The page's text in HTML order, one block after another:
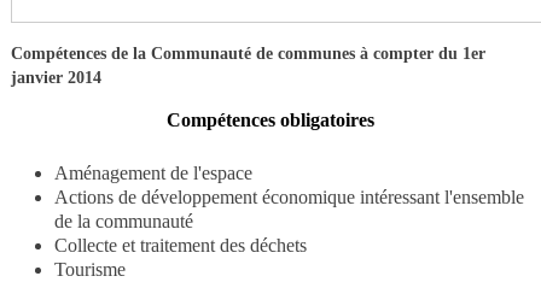
Compétences de la Communauté de communes à compter du 1er
janvier 2014
Compétences obligatoires
Aménagement de l'espace
Actions de développement économique intéressant l'ensemble
de la communauté
Collecte et traitement des déchets
Tourisme